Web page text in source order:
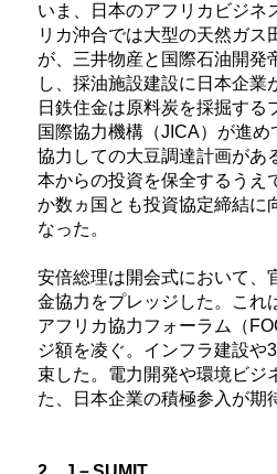
いま、日本のアフリカビジネ
リカ沖合では大型の天然ガス
が、三井物産と国際石油開発
し、採油施設建設に日本企業
日鉄住金は原料炭を採掘する
国際協力機構（JICA）が進め
協力しての大豆調達計画があ
本からの投資を保全するうえ
か数ヵ国とも投資協定締結に
なった。
安倍総理は開会式において、
金協力をプレッジした。これ
アフリカ協力フォーラム（
ジ額を凌ぐ。インフラ建設や
束した。電力開発や環境ビジ
た、日本企業の積極参入が期